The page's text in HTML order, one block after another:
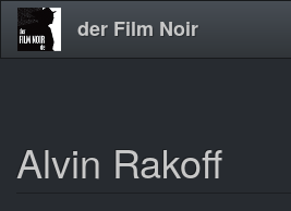
Direkt
zum
der Film Noir
Alvin Rakoff